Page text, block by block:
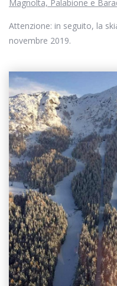
Magnolta, Palabione e
Attenzione: in seguito, la
novembre 2019.